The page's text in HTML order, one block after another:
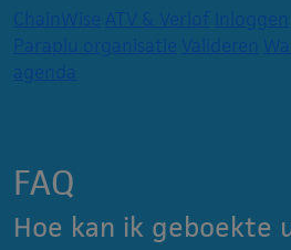
ChainWise ATV & Verlof Inloggen
Paraplu organisatie Valideren
agenda
FAQ
Hoe kan ik geboekte